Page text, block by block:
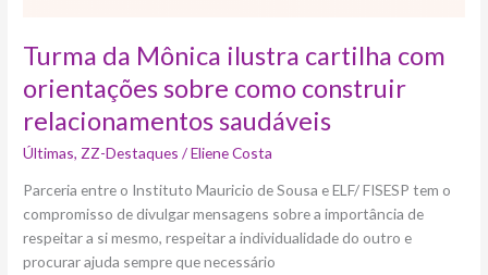
Turma da Mônica ilustra cartilha com
orientações sobre como construir
relacionamentos saudáveis
Últimas, ZZ-Destaques /Eliene Costa
Parceria entre o Instituto Mauricio de Sousa e ELF/ FISESP tem o
compromisso de divulgar mensagens sobre a importância de
respeitar a si mesmo, respeitar a individualidade do outro e
procurar ajuda sempre que necessário